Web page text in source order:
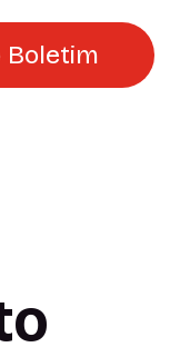
Boletim